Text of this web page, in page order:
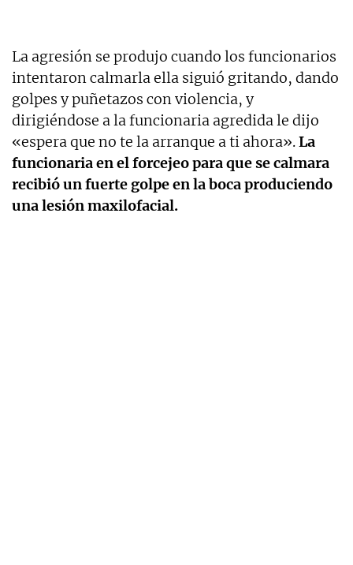
La agresión se produjo cuando los funcionarios
intentaron calmarla ella siguió gritando, dando
golpes y puñetazos con violencia, y
dirigiéndose a la funcionaria agredida le dijo
«espera que no te la arranque a ti ahora».La
funcionaria en el forcejeo para que se calmara
recibió un fuerte golpe en la boca produciendo
una lesión maxilofacial.